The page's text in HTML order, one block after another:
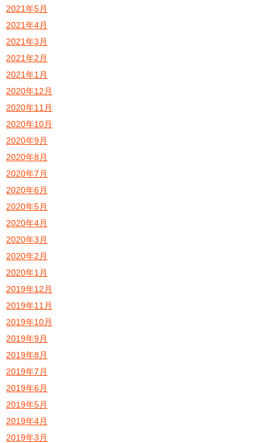
2021年5月
2021年4月
2021年3月
2021年2月
2021年1月
2020年12月
2020年11月
2020年10月
2020年9月
2020年8月
2020年7月
2020年6月
2020年5月
2020年4月
2020年3月
2020年2月
2020年1月
2019年12月
2019年11月
2019年10月
2019年9月
2019年8月
2019年7月
2019年6月
2019年5月
2019年4月
2019年3月